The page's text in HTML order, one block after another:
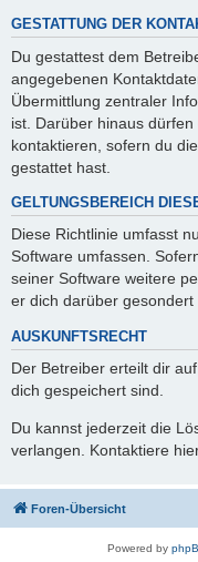
GESTATTUNG DER
Du gestattest dem
angegebenen
Übermittlung zentraler
ist. Darüber hinaus
kontaktieren, sofern du
gestattet hast.
GELTUNGSBEREICH
Diese Richtlinie umfasst
Software umfassen.
seiner Software weitere
er dich darüber gesondert
AUSKUNFTSRECHT
Der Betreiber erteilt dir
dich gespeichert sind.
Du kannst jederzeit die
verlangen. Kontaktiere
Foren-Übersicht
Powered by